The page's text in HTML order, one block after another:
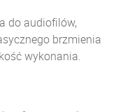
do audiofilów,
brzmienia
wykonania.